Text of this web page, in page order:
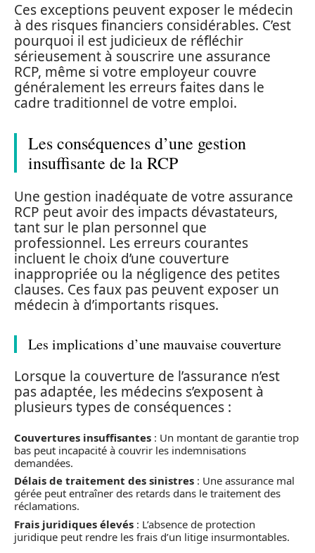
Ces exceptions peuvent exposer le médecin
à des risques financiers considérables. C’est
pourquoi il est judicieux de réfléchir
sérieusement à souscrire une assurance
RCP, même si votre employeur couvre
généralement les erreurs faites dans le
cadre traditionnel de votre emploi.
Les conséquences d’une gestion
insuffisante de la RCP
Une gestion inadéquate de votre assurance
RCP peut avoir des impacts dévastateurs,
tant sur le plan personnel que
professionnel. Les erreurs courantes
incluent le choix d’une couverture
inappropriée ou la négligence des petites
clauses. Ces faux pas peuvent exposer un
médecin à d’importants risques.
Les implications d’une mauvaise couverture
Lorsque la couverture de l’assurance n’est
pas adaptée, les médecins s’exposent à
plusieurs types de conséquences :
Couvertures insuffisantes : Un montant de garantie trop
bas peut incapacité à couvrir les indemnisations
demandées.
Délais de traitement des sinistres : Une assurance mal
gérée peut entraîner des retards dans le traitement des
réclamations.
Frais juridiques élevés : L’absence de protection
juridique peut rendre les frais d’un litige insurmontables.